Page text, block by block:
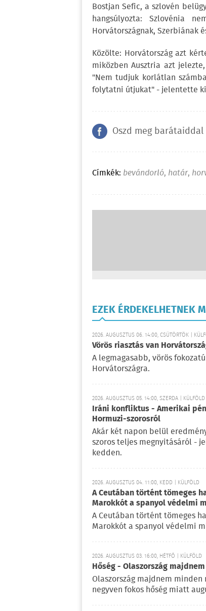
Bostjan Sefic, a szlovén
hangsúlyozta: Szlovénia
Horvátországnak, Szerbiának
Közölte: Horvátország azt
miközben Ausztria azt
"Nem tudjuk korlátlan
folytatni útjukat" - jelentette
Oszd meg barátaiddal
Címkék: bevándorló, határ,
EZEK ÉRDEKELHETNEK
2026. AUGUSZTUS 06. 14:00, CSÜTÖRTÖK |
Vörös riasztás van
A legmagasabb, vörös
Horvátországra.
2026. AUGUSZTUS 05. 14:00, SZERDA | KÜLFÖLD
Iráni konfliktus - Amerikai
Hormuzi-szorosról
Akár két napon belül
szoros teljes megnyitásáról -
kedden.
2026. AUGUSZTUS 04. 11:00, KEDD | KÜLFÖLD
A Ceutában történt tömeges
Marokkót a spanyol védelmi
A Ceutában történt tömeges
Marokkót a spanyol védelmi
2026. AUGUSZTUS 03. 16:00, HÉTFŐ | KÜLFÖLD
Hőség - Olaszország
Olaszország majdnem
negyven fokos hőség miatt